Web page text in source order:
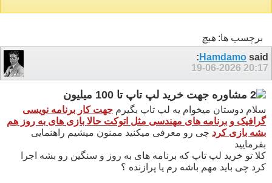
برچسب ها: هيچ
Hamdamo said:
19-06-2026 20:17
مشاوره جهت خرید لپ تاپ تا 100 میلیون
سلام دوستان میخوام یه لپ تاپ بگیرم جهت کار برنامه نویسی
گرافیک و برنامه های مهندسی مثل اتوکت حالا بازی های به روز هم
بشه بازی کرد چی رو معرفی میکنید ممنون میشیم راهنمایی
بفرمایید
کلا تو خرید لپ تاپ که برنامه های به روز و سنگین رو بشه اجرا
کرد چی باید مهم باشه رم یا پرازنده ؟